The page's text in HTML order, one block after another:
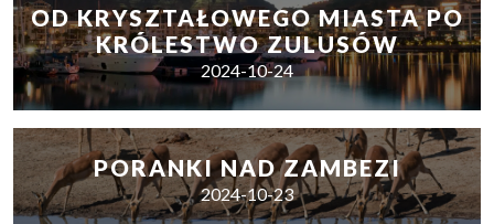
OD KRYSZTAŁOWEGO MIASTA PO
KRÓLESTWO ZULUSÓW
2024-10-24
PORANKI NAD ZAMBEZI
2024-10-23